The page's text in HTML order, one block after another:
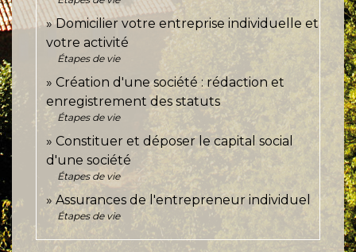
Domicilier votre entreprise individuelle et
votre activité
Étapes de vie
Création d'une société : rédaction et
enregistrement des statuts
Étapes de vie
Constituer et déposer le capital social
d'une société
Étapes de vie
Assurances de l'entrepreneur individuel
Étapes de vie